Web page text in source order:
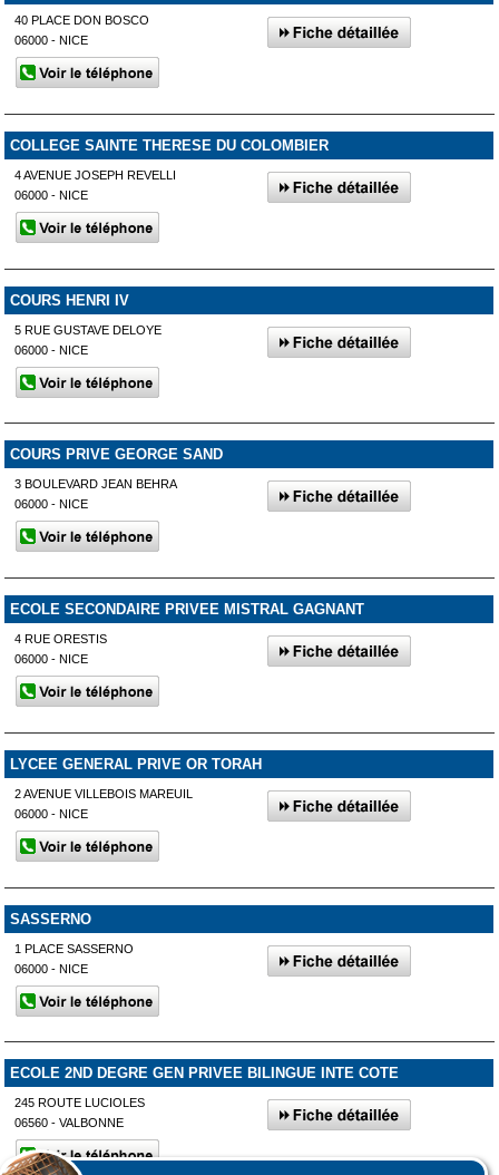
40 PLACE DON BOSCO
06000 - NICE
COLLEGE SAINTE THERESE DU COLOMBIER
4 AVENUE JOSEPH REVELLI
06000 - NICE
COURS HENRI IV
5 RUE GUSTAVE DELOYE
06000 - NICE
COURS PRIVE GEORGE SAND
3 BOULEVARD JEAN BEHRA
06000 - NICE
ECOLE SECONDAIRE PRIVEE MISTRAL GAGNANT
4 RUE ORESTIS
06000 - NICE
LYCEE GENERAL PRIVE OR TORAH
2 AVENUE VILLEBOIS MAREUIL
06000 - NICE
SASSERNO
1 PLACE SASSERNO
06000 - NICE
ECOLE 2ND DEGRE GEN PRIVEE BILINGUE INTE COTE
245 ROUTE LUCIOLES
06560 - VALBONNE